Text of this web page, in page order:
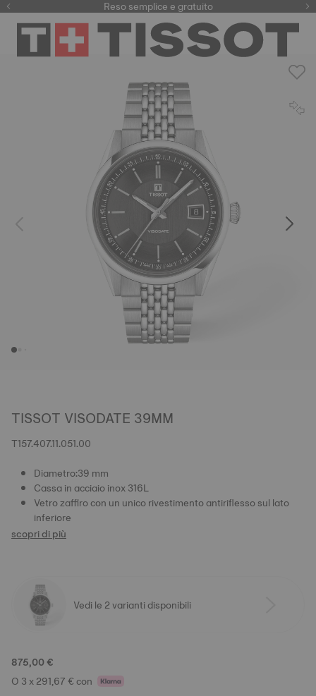
Reso semplice e gratuito
TISSOT VISODATE 39MM
T157.407.11.051.00
Diametro:39 mm
Cassa in acciaio inox 316L
Vetro zaffiro con un unico rivestimento antiriflesso sul lato
inferiore
scopri di più
Vedi le 2 varianti disponibili
875,00 €
O 3 x 291,67 € con